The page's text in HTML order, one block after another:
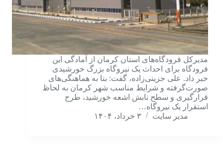
مدیرکل فرودگاه‌های استان کرمان از آمادگی این
فرودگاه برای احداث یک نیروگاه بزرگ خورشیدی
خبر داد. علی جزینی‌زاده، گفت: بنا به هماهنگی‌های
صورت‌گرفته و شرایط مناسب شهر کرمان به لحاظ
قرارگیری و سطح تابش اشعه خورشید، طرح
استقرار یک نیروگاه…
مدیر سایت
۳ خرداد، ۱۴۰۴